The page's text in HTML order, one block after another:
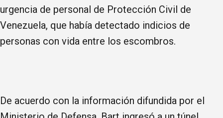
urgencia de personal de Protección Civil de
Venezuela, que había detectado indicios de
personas con vida entre los escombros.
De acuerdo con la información difundida por el